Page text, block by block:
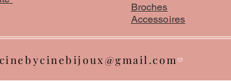
Broches
Accessoires
cinebycinebijoux@gmail.com